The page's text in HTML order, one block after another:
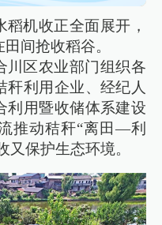
机收正全面展开，
间抢收稻谷。
川区农业部门组织各
秆利用企业、经纪人
利用暨收储体系建设
推动秸秆“离田—利
又保护生态环境。